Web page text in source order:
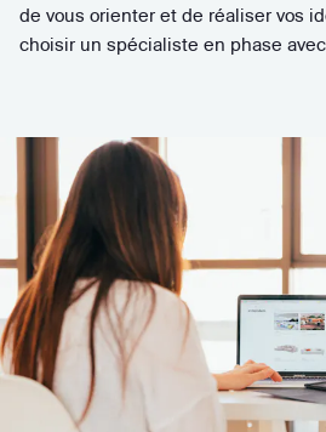
de vous orienter et de réaliser vos
choisir un spécialiste en phase